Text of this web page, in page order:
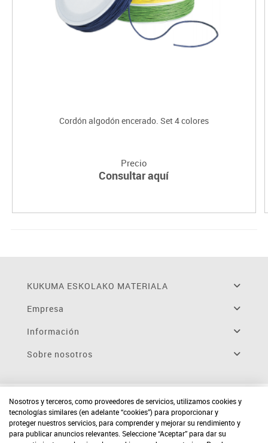
Cordón algodón encerado. Set 4 colores
Precio
Consultar aquí
KUKUMA ESKOLAKO MATERIALA
Empresa
Información
Sobre nosotros
Nosotros y terceros, como proveedores de servicios, utilizamos cookies y
tecnologías similares (en adelante “cookies”) para proporcionar y
proteger nuestros servicios, para comprender y mejorar su rendimiento y
para publicar anuncios relevantes. Seleccione “Aceptar” para dar su